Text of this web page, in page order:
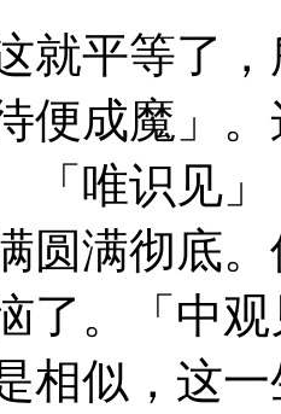
就平等了
便成魔」
唯识见」
圆满彻底
了。「 中
相似，这